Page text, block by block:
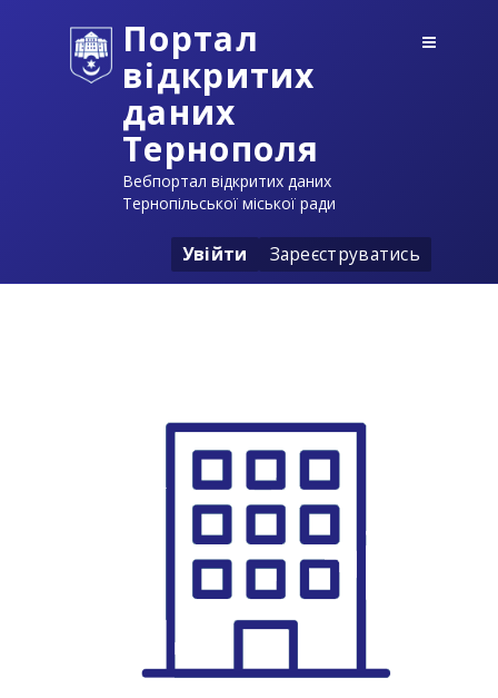
Портал
відкритих
даних
Тернополя
Вебпортал відкритих даних
Тернопільської міської ради
Увійти Зареєструватись